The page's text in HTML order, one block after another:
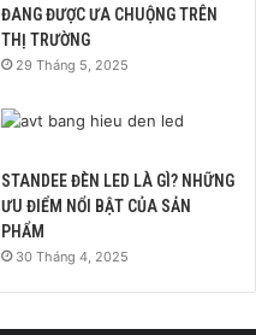
ĐANG ĐƯỢC ƯA CHUỘNG TRÊN
THỊ TRƯỜNG
29 Tháng 5, 2025
STANDEE ĐÈN LED LÀ GÌ? NHỮNG
ƯU ĐIỂM NỔI BẬT CỦA SẢN
PHẨM
30 Tháng 4, 2025